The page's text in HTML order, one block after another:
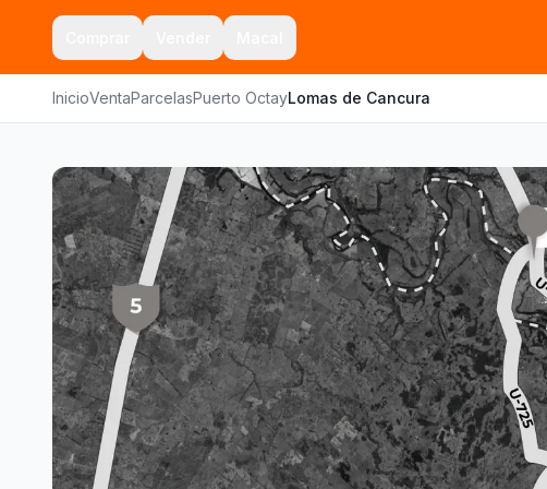
InicioVentaParcelasPuerto OctayLomas de Cancura